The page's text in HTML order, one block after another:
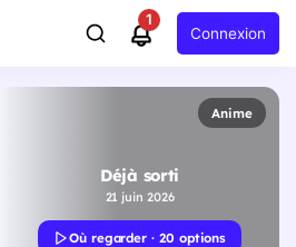
1
Connexion
Anime
Déjà sorti
21 juin 2026
Où regarder · 20 options